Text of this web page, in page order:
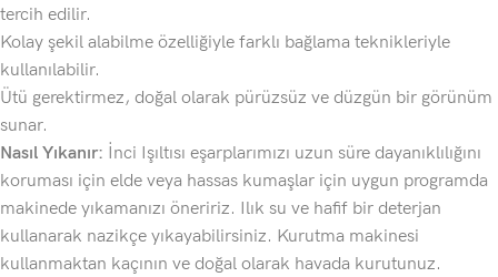
tercih edilir.
Kolay şekil alabilme özelliğiyle farklı bağlama teknikleriyle
kullanılabilir.
Ütü gerektirmez, doğal olarak pürüzsüz ve düzgün bir görünüm
sunar.
Nasıl Yıkanır: İnci Işıltısı eşarplarımızı uzun süre dayanıklılığını
koruması için elde veya hassas kumaşlar için uygun programda
makinede yıkamanızı öneririz. Ilık su ve hafif bir deterjan
kullanarak nazikçe yıkayabilirsiniz. Kurutma makinesi
kullanmaktan kaçının ve doğal olarak havada kurutunuz.